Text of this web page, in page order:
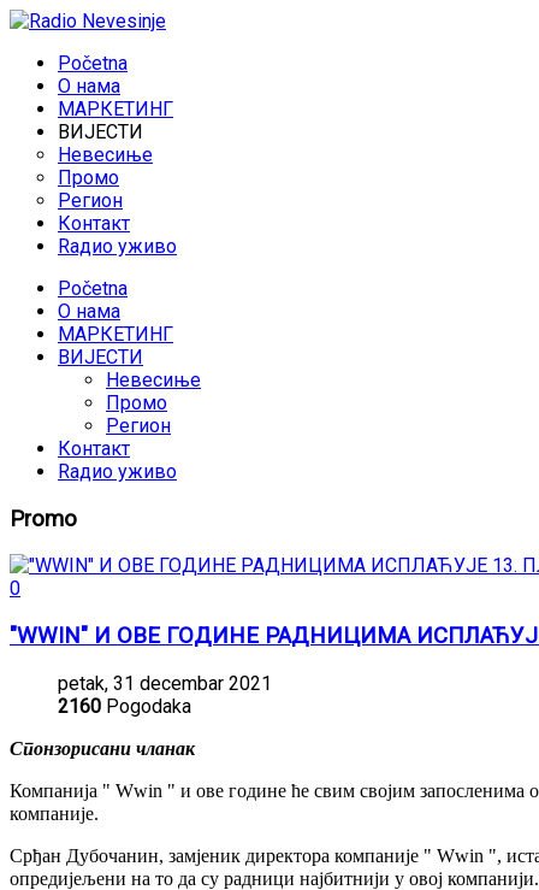
Početna
O нама
МАРКЕТИНГ
ВИЈЕСТИ
Невесиње
Промо
Регион
Контакт
Rадио уживо
Početna
O нама
МАРКЕТИНГ
ВИЈЕСТИ
Невесиње
Промо
Регион
Контакт
Rадио уживо
Promo
0
"WWIN" И ОВЕ ГОДИНЕ РАДНИЦИМА
petak, 31 decembar 2021
2160 Pogodaka
Спонзорисани чланак
Компанија " Wwin " и ове године ће свим својим запосленима
компаније.
Срђан Дубочанин, замјеник директора компаније " Wwin ",
опредијељени на то да су радници најбитнији у овој компанији.